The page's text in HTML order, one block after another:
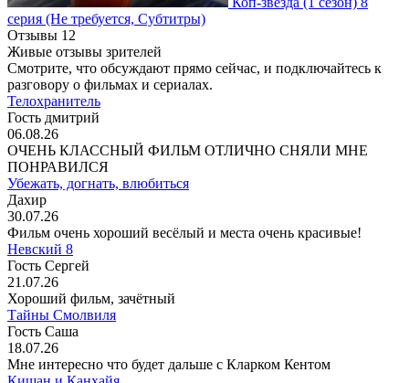
серия (Не требуется, Субтитры)
Отзывы 12
Живые отзывы зрителей
Смотрите, что обсуждают прямо сейчас, и подключайтесь к
разговору о фильмах и сериалах.
Телохранитель
Гость дмитрий
06.08.26
ОЧЕНЬ КЛАССНЫЙ ФИЛЬМ ОТЛИЧНО СНЯЛИ МНЕ
ПОНРАВИЛСЯ
Убежать, догнать, влюбиться
Дахир
30.07.26
Фильм очень хороший весёлый и места очень красивые!
Невский 8
Гость Сергей
21.07.26
Хороший фильм, зачётный
Тайны Смолвиля
Гость Саша
18.07.26
Мне интересно что будет дальше с Кларком Кентом